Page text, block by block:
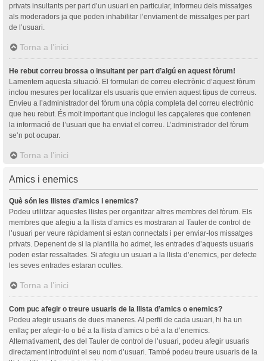
privats insultants per part d’un usuari en particular, informeu dels missatges
als moderadors ja que poden inhabilitar l’enviament de missatges per part
de l’usuari.
Torna a l’inici
He rebut correu brossa o insultant per part d’algú en aquest fòrum!
Lamentem aquesta situació. El formulari de correu electrònic d’aquest fòrum
inclou mesures per localitzar els usuaris que envien aquest tipus de correus.
Envieu a l’administrador del fòrum una còpia completa del correu electrònic
que heu rebut. És molt important que inclogui les capçaleres que contenen
la informació de l’usuari que ha enviat el correu. L’administrador del fòrum
se’n pot ocupar.
Torna a l’inici
Amics i enemics
Què són les llistes d’amics i enemics?
Podeu utilitzar aquestes llistes per organitzar altres membres del fòrum. Els
membres que afegiu a la llista d’amics es mostraran al Tauler de control de
l’usuari per veure ràpidament si estan connectats i per enviar-los missatges
privats. Depenent de si la plantilla ho admet, les entrades d’aquests usuaris
poden estar ressaltades. Si afegiu un usuari a la llista d’enemics, per defecte
les seves entrades estaran ocultes.
Torna a l’inici
Com puc afegir o treure usuaris de la llista d’amics o enemics?
Podeu afegir usuaris de dues maneres. Al perfil de cada usuari, hi ha un
enllaç per afegir-lo o bé a la llista d’amics o bé a la d’enemics.
Alternativament, des del Tauler de control de l’usuari, podeu afegir usuaris
directament introduïnt el seu nom d’usuari. També podeu treure usuaris de la